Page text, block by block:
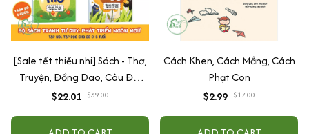
[Sale tết thiếu nhi] Sách - Thơ,
Truyện, Đồng Dao, Câu Đố,
Tập Nói Tập Đọc Cho Bé 0-6
$22.01 $39.00
Cách Khen, Cách Mắng, Cách
Phạt Con
$2.99 $17.00